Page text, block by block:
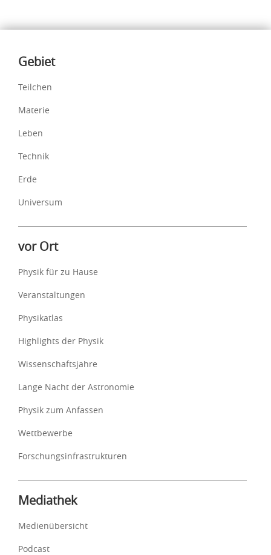
Inhalte
Gebiet
Teilchen
Materie
Leben
Technik
Erde
Universum
vor Ort
Physik für zu Hause
Veranstaltungen
Physikatlas
Highlights der Physik
Wissenschaftsjahre
Lange Nacht der Astronomie
Physik zum Anfassen
Wettbewerbe
Forschungsinfrastrukturen
Mediathek
Medienübersicht
Podcast